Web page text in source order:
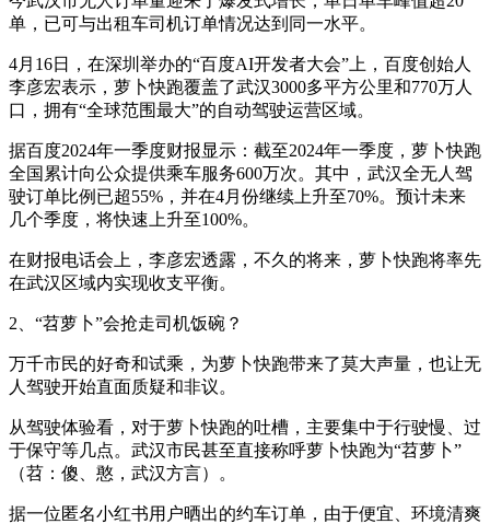
单，已可与出租车司机订单情况达到同一水平。
4月16日，在深圳举办的“百度AI开发者大会”上，百度创始人
李彦宏表示，萝卜快跑覆盖了武汉3000多平方公里和770万人
口，拥有“全球范围最大”的自动驾驶运营区域。
据百度2024年一季度财报显示：截至2024年一季度，萝卜快跑
全国累计向公众提供乘车服务600万次。其中，武汉全无人驾
驶订单比例已超55%，并在4月份继续上升至70%。预计未来
几个季度，将快速上升至100%。
在财报电话会上，李彦宏透露，不久的将来，萝卜快跑将率先
在武汉区域内实现收支平衡。
2、“苕萝卜”会抢走司机饭碗？
万千市民的好奇和试乘，为萝卜快跑带来了莫大声量，也让无
人驾驶开始直面质疑和非议。
从驾驶体验看，对于萝卜快跑的吐槽，主要集中于行驶慢、过
于保守等几点。武汉市民甚至直接称呼萝卜快跑为“苕萝卜”
（苕：傻、憨，武汉方言）。
据一位匿名小红书用户晒出的约车订单，由于便宜、环境清爽